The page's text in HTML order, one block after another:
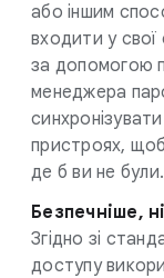
або іншим
входити у свої
за допомогою
менеджера
пристроях, щоб
де б ви не були.
Безпечніше,
Згідно зі
доступу